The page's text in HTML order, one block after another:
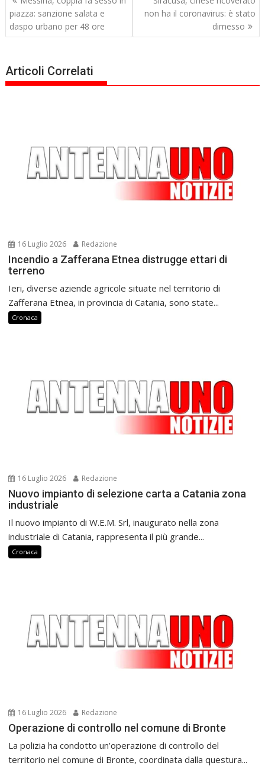
articoli
piazza: sanzione salata e
daspo urbano per 48 ore
non ha il coronavirus: è stato
dimesso
Articoli Correlati
16 Luglio 2026 Redazione
Incendio a Zafferana Etnea distrugge ettari di
terreno
Ieri, diverse aziende agricole situate nel territorio di
Zafferana Etnea, in provincia di Catania, sono state...
Cronaca
16 Luglio 2026 Redazione
Nuovo impianto di selezione carta a Catania zona
industriale
Il nuovo impianto di W.E.M. Srl, inaugurato nella zona
industriale di Catania, rappresenta il più grande...
Cronaca
16 Luglio 2026 Redazione
Operazione di controllo nel comune di Bronte
La polizia ha condotto un’operazione di controllo del
territorio nel comune di Bronte, coordinata dalla questura...